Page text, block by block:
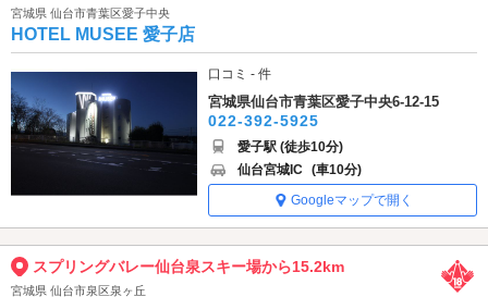
宮城県 仙台市青葉区愛子中央
HOTEL MUSEE 愛子店
口コミ - 件
宮城県仙台市青葉区愛子中央6-12-15
022-392-5925
愛子駅 (徒歩10分)
仙台宮城IC (車10分)
Googleマップで開く
スプリングバレー仙台泉スキー場から15.2km
宮城県 仙台市泉区泉ヶ丘